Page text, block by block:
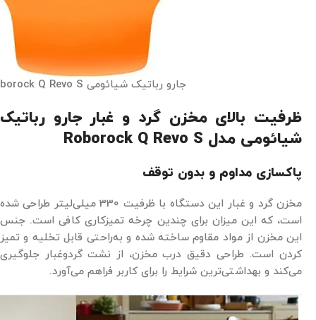
جارو رباتیک شیائومی Roborock Q Revo S
ظرفیت بالای مخزن گرد و غبار جارو رباتیک
شیائومی مدل Roborock Q Revo S
پاکسازی مداوم و بدون توقف
مخزن گرد و غبار این دستگاه با ظرفیت 330 میلی‌لیتر طراحی شده
است، که این میزان برای چندین چرخه تمیزکاری کافی است. جنس
این مخزن از مواد مقاوم ساخته شده و به‌راحتی قابل تخلیه و تمیز
کردن است. طراحی دقیق درب مخزن، از نشت گردوغبار جلوگیری
می‌کند و بهداشتی‌ترین شرایط را برای کاربر فراهم می‌آورد.